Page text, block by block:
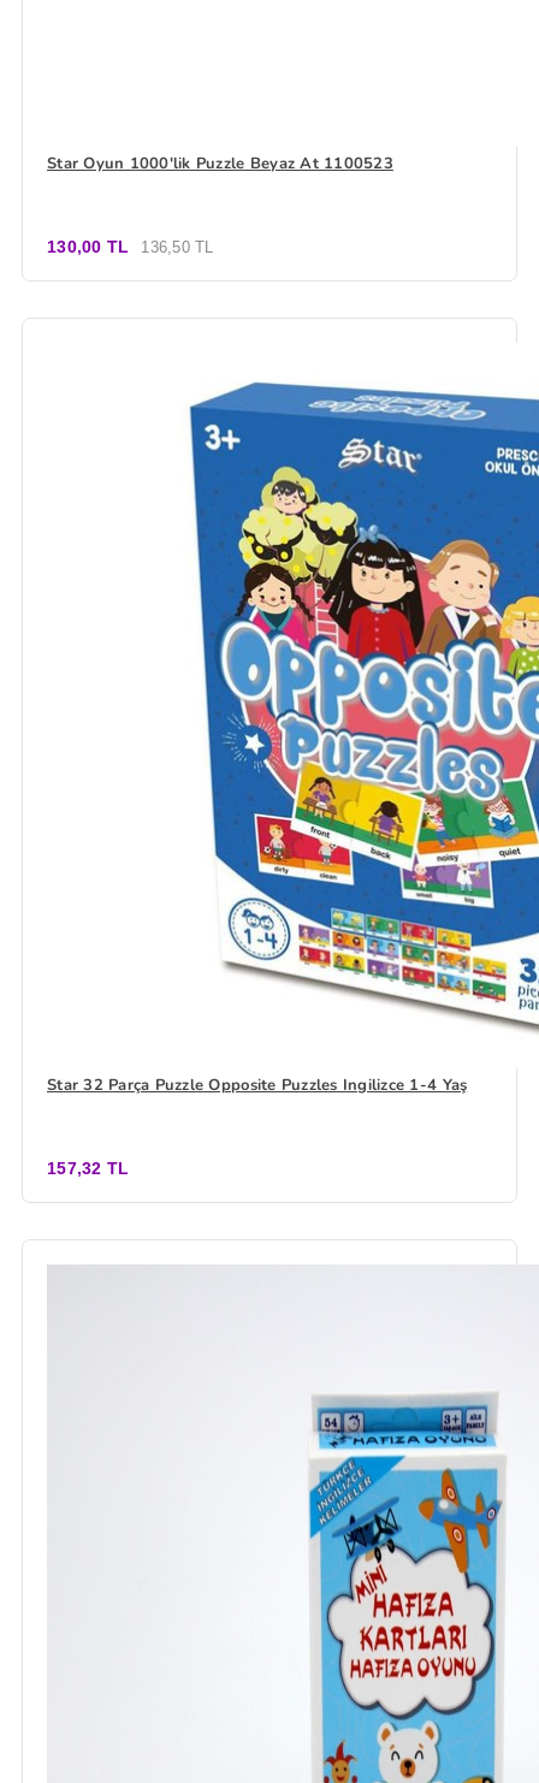
Star Oyun 1000'lik Puzzle Beyaz At 1100523
130,00 TL 136,50 TL
Star 32 Parça Puzzle Opposite Puzzles Ingilizce 1-4 Yaş
157,32 TL